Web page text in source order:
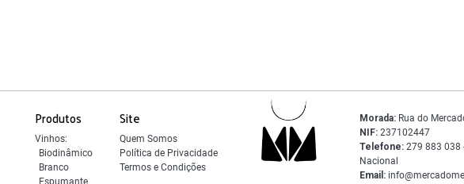
Produtos
Vinhos:
Biodinâmico
Branco
Site
Quem Somos
Política de Privacidade
Termos e Condições
Morada:Rua do
NIF:237102447
Telefone:279 883 038
Nacional
Email: